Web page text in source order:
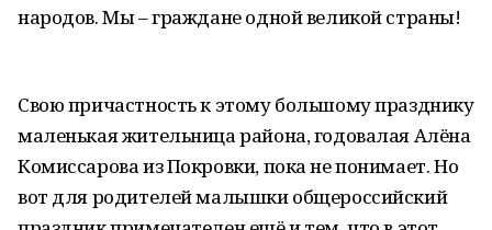
народов. Мы – граждане одной великой страны!
Свою причастность к этому большому празднику
маленькая жительница района, годовалая Алёна
Комиссарова из Покровки, пока не понимает. Но
вот для родителей малышки общероссийский